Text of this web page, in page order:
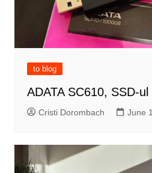
to blog
ADATA SC610, SSD-
Cristi Dorombach June